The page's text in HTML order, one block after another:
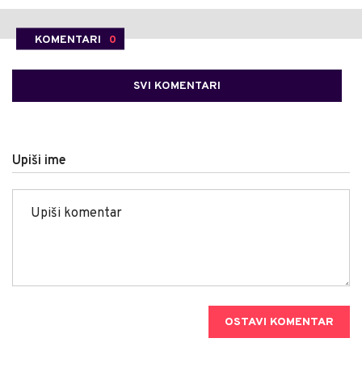
KOMENTARI 0
SVI KOMENTARI
Upiši ime
OSTAVI KOMENTAR